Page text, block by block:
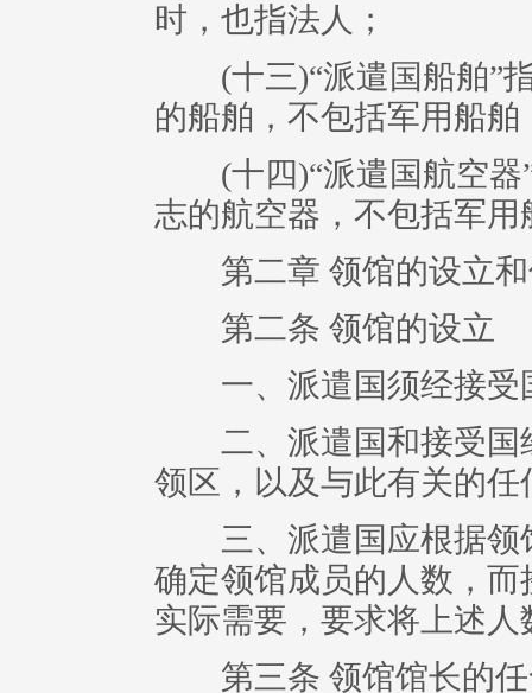
时，也指法人；
(十三)“派遣国船舶”指
的船舶，不包括军用船舶
(十四)“派遣国航空器”
志的航空器，不包括军用
第二章 领馆的设立和
第二条 领馆的设立
一、派遣国须经接受
二、派遣国和接受国
领区，以及与此有关的任
三、派遣国应根据领
确定领馆成员的人数，
实际需要，要求将上述
第三条 领馆馆长的任